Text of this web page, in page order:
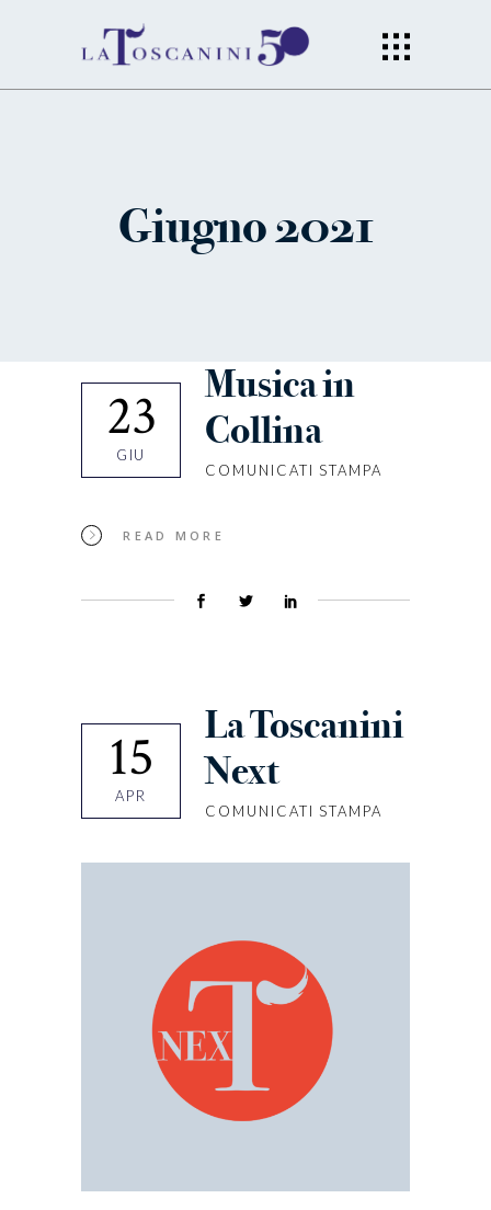
Giugno 2021
23
GIU
Musica in
Collina
COMUNICATI STAMPA
READ MORE
15
APR
La Toscanini
Next
COMUNICATI STAMPA